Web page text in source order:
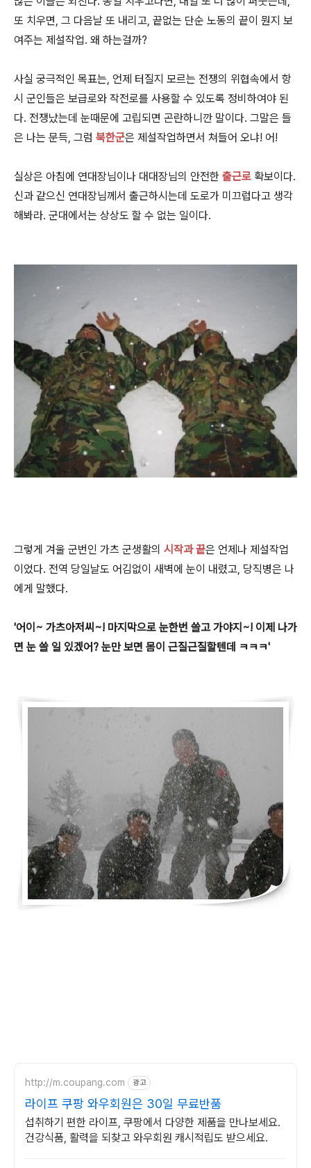
또 치우면, 그 다음날 또 내리고, 끝없는 단순 노동의 끝이 뭔지 보
여주는 제설작업. 왜 하는걸까?
사실 궁극적인 목표는, 언제 터질지 모르는 전쟁의 위협속에서 항
시 군인들은 보급로와 작전로를 사용할 수 있도록 정비하여야 된
다. 전쟁났는데 눈때문에 고립되면 곤란하니깐 말이다. 그말은 들
은 나는 문득, 그럼 북한군은 제설작업하면서 쳐들어 오냐! 어!
실상은 아침에 연대장님이나 대대장님의 안전한 출근로 확보이다.
신과 같으신 연대장님께서 출근하시는데 도로가 미끄럽다고 생각
해봐라. 군대에서는 상상도 할 수 없는 일이다.
그렇게 겨울 군번인 가츠 군생활의 시작과 끝은 언제나 제설작업
이었다. 전역 당일날도 어김없이 새벽에 눈이 내렸고, 당직병은 나
에게 말했다.
'어이~ 가츠아저씨~! 마지막으로 눈한번 쓸고 가야지~! 이제 나가
면 눈 쓸 일 있겠어? 눈만 보면 몸이 근질근질할텐데 ㅋㅋㅋ'
http://m.coupang.com 광고
라이프 쿠팡 와우회원은 30일 무료반품
섭취하기 편한 라이프, 쿠팡에서 다양한 제품을 만나보세요.
건강식품, 활력을 되찾고 와우회원 캐시적립도 받으세요.